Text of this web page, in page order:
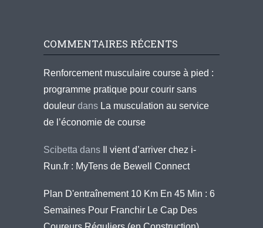
COMMENTAIRES RÉCENTS
Renforcement musculaire course à pied :
programme pratique pour courir sans
douleur dans La musculation au service
de l’économie de course
Scibetta dans
Il vient d’arriver chez i-
Run.fr : MyTens de Bewell Connect
Plan D'entraînement 10 Km En 45 Min : 6
Semaines Pour Franchir Le Cap Des